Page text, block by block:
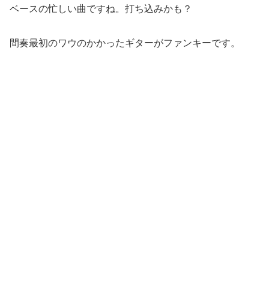
ベースの忙しい曲ですね。打ち込みかも？
間奏最初のワウのかかったギターがファンキーです。